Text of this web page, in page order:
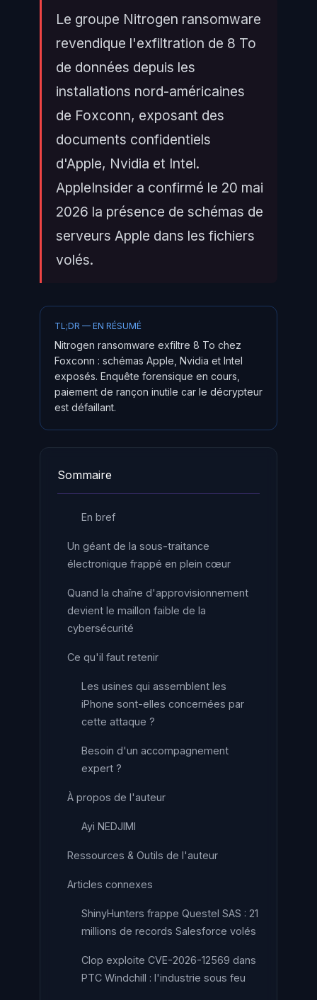
Le groupe Nitrogen ransomware
revendique l'exfiltration de 8 To
de données depuis les
installations nord-américaines
de Foxconn, exposant des
documents confidentiels
d'Apple, Nvidia et Intel.
AppleInsider a confirmé le 20 mai
2026 la présence de schémas de
serveurs Apple dans les fichiers
volés.
TL;DR — EN RÉSUMÉ
Nitrogen ransomware exfiltre 8 To chez
Foxconn : schémas Apple, Nvidia et Intel
exposés. Enquête forensique en cours,
paiement de rançon inutile car le décrypteur
est défaillant.
Sommaire
En bref
Un géant de la sous-traitance
électronique frappé en plein cœur
Quand la chaîne d'approvisionnement
devient le maillon faible de la
cybersécurité
Ce qu'il faut retenir
Les usines qui assemblent les
iPhone sont-elles concernées par
cette attaque ?
Besoin d'un accompagnement
expert ?
À propos de l'auteur
Ayi NEDJIMI
Ressources & Outils de l'auteur
Articles connexes
ShinyHunters frappe Questel SAS : 21
millions de records Salesforce volés
Clop exploite CVE-2026-12569 dans
PTC Windchill : l'industrie sous feu